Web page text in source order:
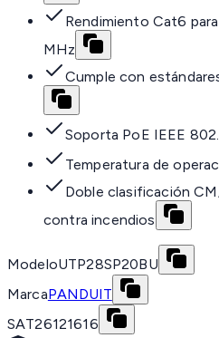
Rendimiento Cat6
MHz
Cumple con
Soporta PoE IEEE
Temperatura de
Doble clasificación
contra incendios
ModeloUTP28SP20BU
MarcaPANDUIT
SAT26121616